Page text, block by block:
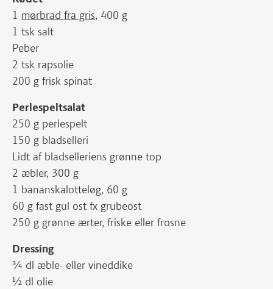
1 mørbrad fra gris, 400 g
1 tsk salt
Peber
2 tsk rapsolie
200 g frisk spinat
Perlespeltsalat
250 g perlespelt
150 g bladselleri
Lidt af bladselleriens grønne top
2 æbler, 300 g
1 bananskalotteløg, 60 g
60 g fast gul ost fx grubeost
250 g grønne ærter, friske eller frosne
Dressing
¾ dl æble- eller vineddike
½ dl olie